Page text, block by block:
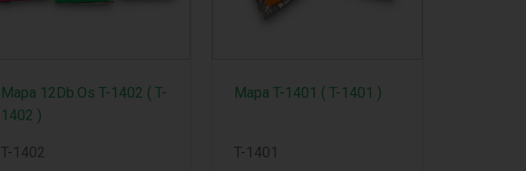
Mapa 12Db.Os T-1402 ( T-
1402 )
T-1402
Mapa T-1401 ( T-1401 )
T-1401